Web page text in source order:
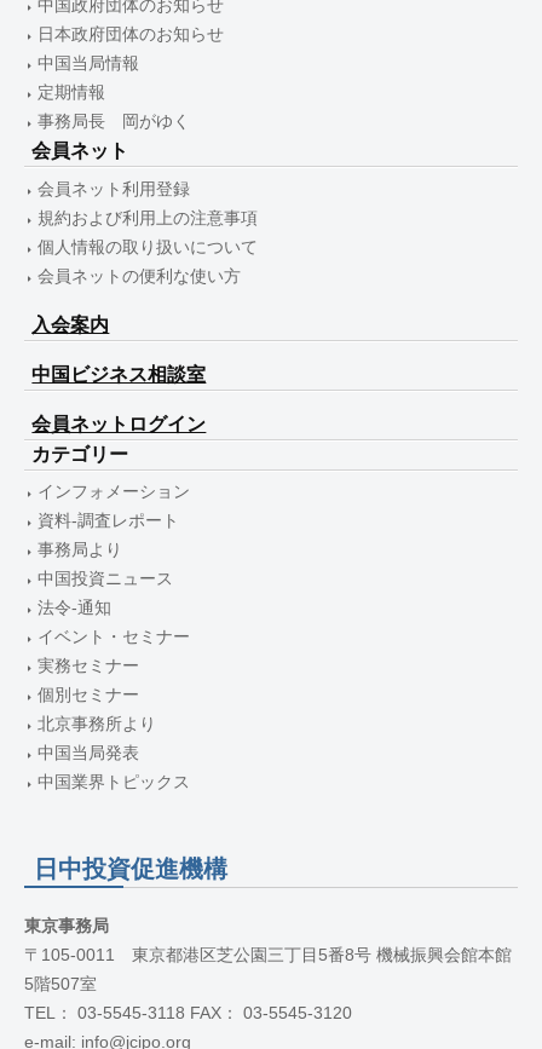
中国政府団体のお知らせ
日本政府団体のお知らせ
中国当局情報
定期情報
事務局長 岡がゆく
会員ネット
会員ネット利用登録
規約および利用上の注意事項
個人情報の取り扱いについて
会員ネットの便利な使い方
入会案内
中国ビジネス相談室
会員ネットログイン
カテゴリー
インフォメーション
資料-調査レポート
事務局より
中国投資ニュース
法令-通知
イベント・セミナー
実務セミナー
個別セミナー
北京事務所より
中国当局発表
中国業界トピックス
日中投資促進機構
東京事務局
〒105-0011 東京都港区芝公園三丁目5番8号 機械振興会館本館
5階507室
TEL： 03-5545-3118 FAX： 03-5545-3120
e-mail: info@jcipo.org